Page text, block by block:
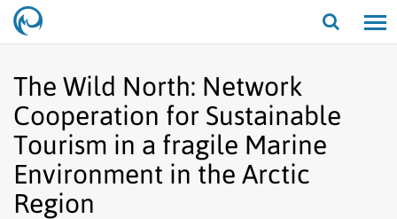
Opna/
The Wild North: Network
Cooperation for Sustainable
Tourism in a fragile Marine
Environment in the Arctic
Region